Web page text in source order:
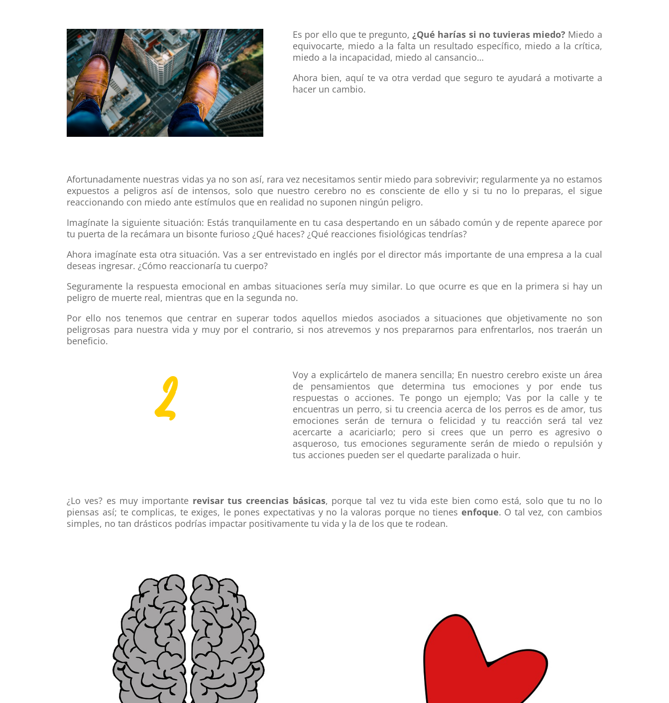
Es por ello que te pregunto,¿Qué harías si no tuvieras miedo? Miedo a
equivocarte, miedo a la falta un resultado específico, miedo a la crítica,
miedo a la incapacidad, miedo al cansancio…
Ahora bien, aquí te va otra verdad que seguro te ayudará a motivarte a
hacer un cambio.
Afortunadamente nuestras vidas ya no son así, rara vez necesitamos sentir miedo para sobrevivir; regularmente ya no estamos
expuestos a peligros así de intensos, solo que nuestro cerebro no es consciente de ello y si tu no lo preparas, el sigue
reaccionando con miedo ante estímulos que en realidad no suponen ningún peligro.
Imagínate la siguiente situación: Estás tranquilamente en tu casa despertando en un sábado común y de repente aparece por
tu puerta de la recámara un bisonte furioso ¿Qué haces? ¿Qué reacciones fisiológicas tendrías?
Ahora imagínate esta otra situación. Vas a ser entrevistado en inglés por el director más importante de una empresa a la cual
deseas ingresar. ¿Cómo reaccionaría tu cuerpo?
Seguramente la respuesta emocional en ambas situaciones sería muy similar. Lo que ocurre es que en la primera si hay un
peligro de muerte real, mientras que en la segunda no.
Por ello nos tenemos que centrar en superar todos aquellos miedos asociados a situaciones que objetivamente no son
peligrosas para nuestra vida y muy por el contrario, si nos atrevemos y nos prepararnos para enfrentarlos, nos traerán un
beneficio.
2
Voy a explicártelo de manera sencilla; En nuestro cerebro existe un área
de pensamientos que determina tus emociones y por ende tus
respuestas o acciones. Te pongo un ejemplo; Vas por la calle y te
encuentras un perro, si tu creencia acerca de los perros es de amor, tus
emociones serán de ternura o felicidad y tu reacción será tal vez
acercarte a acariciarlo; pero si crees que un perro es agresivo o
asqueroso, tus emociones seguramente serán de miedo o repulsión y
tus acciones pueden ser el quedarte paralizada o huir.
¿Lo ves? es muy importante revisar tus creencias básicas, porque tal vez tu vida este bien como está, solo que tu no lo
piensas así; te complicas, te exiges, le pones expectativas y no la valoras porque no tienes enfoque. O tal vez, con cambios
simples, no tan drásticos podrías impactar positivamente tu vida y la de los que te rodean.